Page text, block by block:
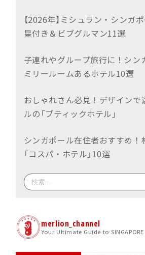
【2026年】ミシュラン・シンガ
星付き＆ビブグルマン11選
子連れやグループ旅行に！シン
ミリールームあるホテル10選
おしゃれさん必見！デザインで
ルの「ブティックホテル」
シンガポール在住者おすすめ！
「コスパ・ホテル」10選
merlion_channel
Your Ultimate Guide to SINGAPORE